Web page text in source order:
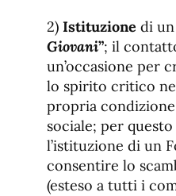
2) Istituzione di un
Giovani”; il
un’occasione per
lo spirito critico
propria
sociale; per
l’istituzione di un
consentire lo
(esteso a tutti i